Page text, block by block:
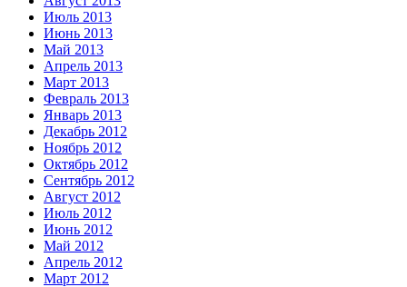
Июль 2013
Июнь 2013
Май 2013
Апрель 2013
Март 2013
Февраль 2013
Январь 2013
Декабрь 2012
Ноябрь 2012
Октябрь 2012
Сентябрь 2012
Август 2012
Июль 2012
Июнь 2012
Май 2012
Апрель 2012
Март 2012